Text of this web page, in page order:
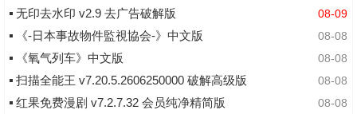
的功能、多样的风格和丰富的特效而脱...
08-09
无印去水印 v2.9 去广告破解版
08-08
《-日本事故物件監視協会-》中文版
08-08
《氧气列车》中文版
08-08
扫描全能王 v7.20.5.2606250000 破解高级版
08-08
红果免费漫剧 v7.2.7.32 会员纯净精简版